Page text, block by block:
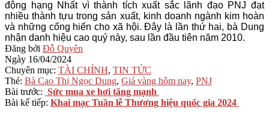
động hạng Nhất vì thành tích xuất sắc lãnh đạo PNJ đạt
nhiều thành tựu trong sản xuất, kinh doanh ngành kim hoàn
và những cống hiến cho xã hội. Đây là lần thứ hai, bà Dung
nhận danh hiệu cao quý này, sau lần đầu tiên năm 2010.
2024-
04-
16
Đăng bởi Đỗ Quyên
Ngày 16/04/2024
Chuyên mục: TÀI CHÍNH, TIN TỨC
Thẻ: Bà Cao Thị Ngọc Dung, Giá vàng hôm nay, PNJ
Bài trước: Sức mua xe hơi tăng mạnh
Bài kế tiếp: Khai mạc Tuần lễ Thương hiệu quốc gia 2024